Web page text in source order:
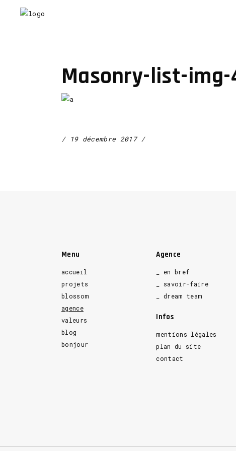
Masonry-list-
19 décembre 2017
Menu
accueil
projets
blossom
agence
valeurs
blog
bonjour
Agence
_ en bref
_ savoir-faire
_ dream team
Infos
mentions légales
plan du site
contact